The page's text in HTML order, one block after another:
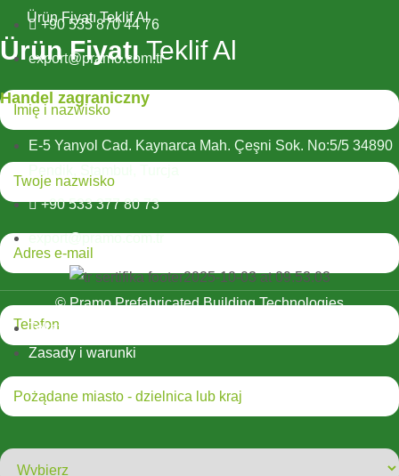
+90 535 870 44 76
export@pramo.com.tr
Handel zagraniczny
E-5 Yanyol Cad. Kaynarca Mah. Çeşni Sok. No:5/5 34890
+90 533 377 80 73
export@pramo.com.tr
© Pramo Prefabricated Building Technologies
Tekst wyjaśniający KVKK i prywatność
Zasady i warunki
Ürün Fiyatı Teklif Al
Ürün FiyatıTeklif Al